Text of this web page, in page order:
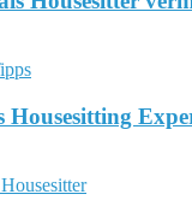
Housesitting